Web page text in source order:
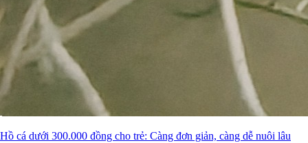
Hồ cá dưới 300.000 đồng cho trẻ: Càng đơn giản, càng dễ nuôi lâu